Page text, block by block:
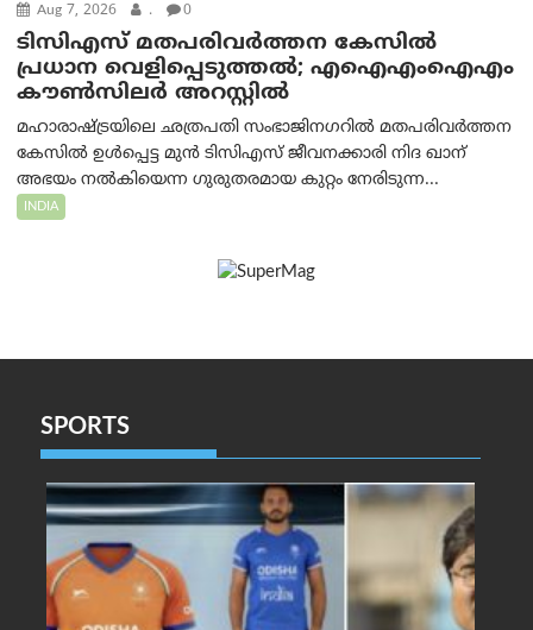
Aug 7, 2026 . 0
ടിസിഎസ് മതപരിവർത്തന കേസിൽ
പ്രധാന വെളിപ്പെടുത്തൽ; എഐഎംഐഎം
കൗൺസിലർ അറസ്റ്റിൽ
മഹാരാഷ്ട്രയിലെ ഛത്രപതി സംഭാജിനഗറിൽ മതപരിവർത്തന
കേസിൽ ഉൾപ്പെട്ട മുൻ ടിസിഎസ് ജീവനക്കാരി നിദ ഖാന്
അഭയം നൽകിയെന്ന ഗുരുതരമായ കുറ്റം നേരിടുന്ന...
INDIA
SPORTS